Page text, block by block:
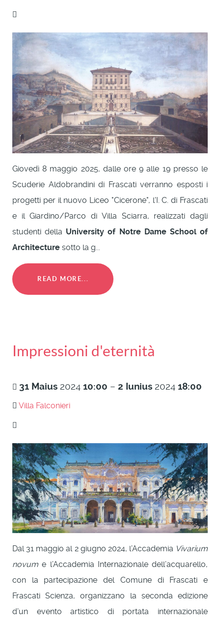
Giovedì 8 maggio 2025, dalle ore 9 alle 19 presso le
Scuderie Aldobrandini di Frascati verranno esposti i
progetti per il nuovo Liceo "Cicerone", l'I. C. di Frascati
e il Giardino/Parco di Villa Sciarra, realizzati dagli
studenti della University of Notre Dame School of
Architecture sotto la g...
READ MORE...
Impressioni d'eternità
31 Maius 2024 10:00 – 2 Iunius 2024 18:00
Villa Falconieri
Dal 31 maggio al 2 giugno 2024, l’Accademia Vivarium
novum e l’Accademia Internazionale dell’acquarello,
con la partecipazione del Comune di Frascati e
Frascati Scienza, organizzano la seconda edizione
d’un evento artistico di portata internazionale